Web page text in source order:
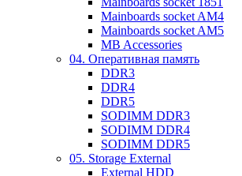
Mainboards socket AM4
Mainboards socket AM5
MB Accessories
04. Оперативная память
DDR3
DDR4
DDR5
SODIMM DDR3
SODIMM DDR4
SODIMM DDR5
05. Storage External
External HDD